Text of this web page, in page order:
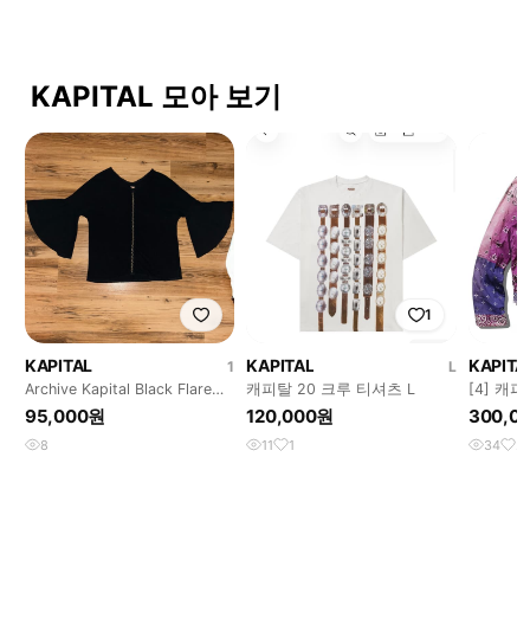
KAPITAL 모아 보기
KAPITAL
1
Archive Kapital Black Flare
Sleeve Top
95,000원
8
1
KAPITAL
L
캐피탈 20 크루 티셔츠 L
120,000원
11 1
[4] 캐피
자켓 퍼
34 2